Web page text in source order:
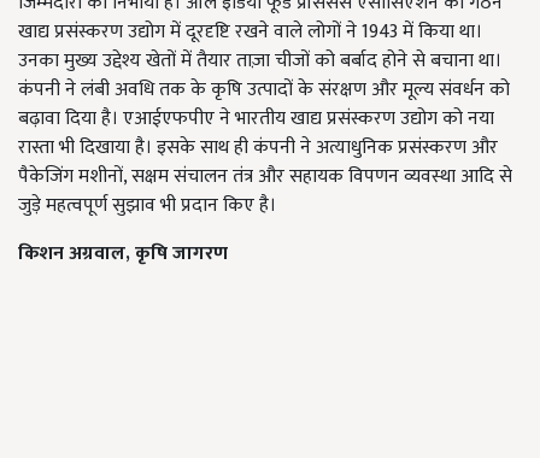
खाद्य प्रसंस्करण उद्योग में दूरदृष्टि रखने वाले लोगों ने 1943 में किया था।
उनका मुख्य उद्देश्य खेतों में तैयार ताज़ा चीजों को बर्बाद होने से बचाना था।
कंपनी ने लंबी अवधि तक के कृषि उत्पादों के संरक्षण और मूल्य संवर्धन को
बढ़ावा दिया है। एआईएफपीए ने भारतीय खाद्य प्रसंस्करण उद्योग को नया
रास्ता भी दिखाया है। इसके साथ ही कंपनी ने अत्याधुनिक प्रसंस्करण और
पैकेजिंग मशीनों, सक्षम संचालन तंत्र और सहायक विपणन व्यवस्था आदि से
जुड़े महत्वपूर्ण सुझाव भी प्रदान किए है।
किशन अग्रवाल, कृषि जागरण